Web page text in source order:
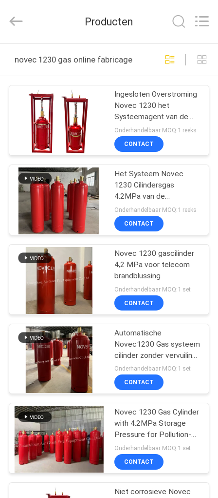
PRODUCTEN
TOON
OVER
ONS
FABRIEKSREIS
KWALITEITSCONTROLE
DOWNLOADEN
VERZOEK
OM EEN
CITAAT
SITEMAP
PRIVACY
POLICY
Giant
All
Reserved.
Producten
novec 1230 gas online fabricage
Ingesloten Overstroming
Novec 1230 het
Systeemagent van de
Gasafschaffing
Onderhandelbaar MOQ:1 reeks
CONTACT
Het Systeem Novec
1230 Cilindersgas
4.2MPa van de
brandafschaffing in
Bergruimte
Onderhandelbaar MOQ:1 reeks
CONTACT
Novec 1230 gascilinder
4,2 MPa voor telecom
brandblussing
Onderhandelbaar MOQ:1 set
CONTACT
Automatische
Novec1230 Gas systeem
cilinder zonder vervuiling
Voor telecommunicatie
kamer
Onderhandelbaar MOQ:1 set
CONTACT
Novec 1230 Gas Cylinder
with 4.2MPa Storage
Pressure for Pollution-
Free Fire Suppression in
Power Rooms
Onderhandelbaar MOQ:1 set
CONTACT
Niet corrosieve Novec